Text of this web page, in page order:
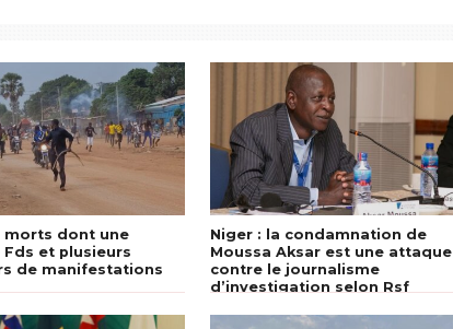
morts dont une
et plusieurs
de manifestations
Niger : la condamnation de
Moussa Aksar est une attaque
contre le journalisme
d’investigation selon Rsf